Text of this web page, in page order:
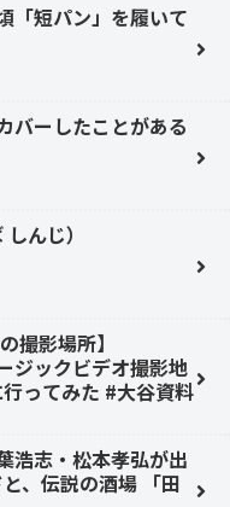
「短パン」を履いて
バーしたことがある
んじ）
撮影場所】
ジックビデオ撮影地
行ってみた #大谷資料
浩志・松本孝弘が出
、伝説の酒場 「田